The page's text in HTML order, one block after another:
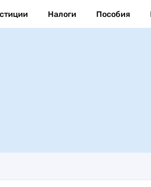
Налоги Пособия